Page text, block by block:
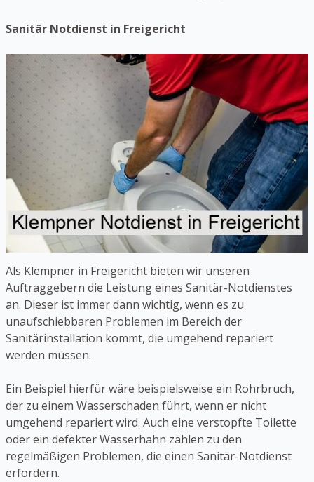
Sanitär Notdienst in Freigericht
Als Klempner in Freigericht bieten wir unseren
Auftraggebern die Leistung eines Sanitär-Notdienstes
an. Dieser ist immer dann wichtig, wenn es zu
unaufschiebbaren Problemen im Bereich der
Sanitärinstallation kommt, die umgehend repariert
werden müssen.
Ein Beispiel hierfür wäre beispielsweise ein Rohrbruch,
der zu einem Wasserschaden führt, wenn er nicht
umgehend repariert wird. Auch eine verstopfte Toilette
oder ein defekter Wasserhahn zählen zu den
regelmäßigen Problemen, die einen Sanitär-Notdienst
erfordern.